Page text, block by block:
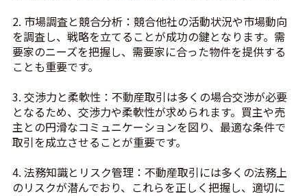
2. 市場調査と競合分析：競合他社の活動状況や市場動向
を調査し、戦略を立てることが成功の鍵となります。需
要家のニーズを把握し、需要家に合った物件を提供する
ことも重要です。
3. 交渉力と柔軟性：不動産取引は多くの場合交渉が必要
となるため、交渉力や柔軟性が求められます。買主や売
主との円滑なコミュニケーションを図り、最適な条件で
取引を成立させることが重要です。
4. 法務知識とリスク管理：不動産取引には多くの法務上
のリスクが潜んでおり、これらを正しく把握し、適切に